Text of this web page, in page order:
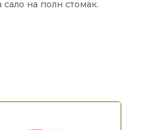
на полн стомак.